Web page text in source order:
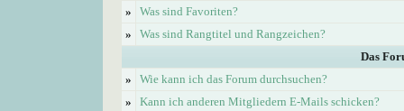
»
Was sind Favoriten?
»
Was sind Rangtitel und Rangzeichen?
Das
»
Wie kann ich das Forum durchsuchen?
»
Kann ich anderen Mitgliedern E-Mails schicken?